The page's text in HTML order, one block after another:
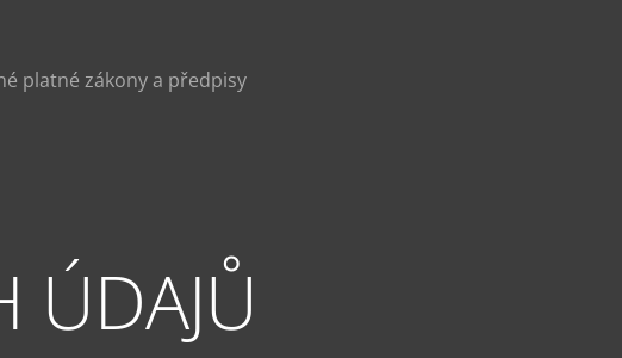
platné zákony a předpisy
ÚDAJŮ